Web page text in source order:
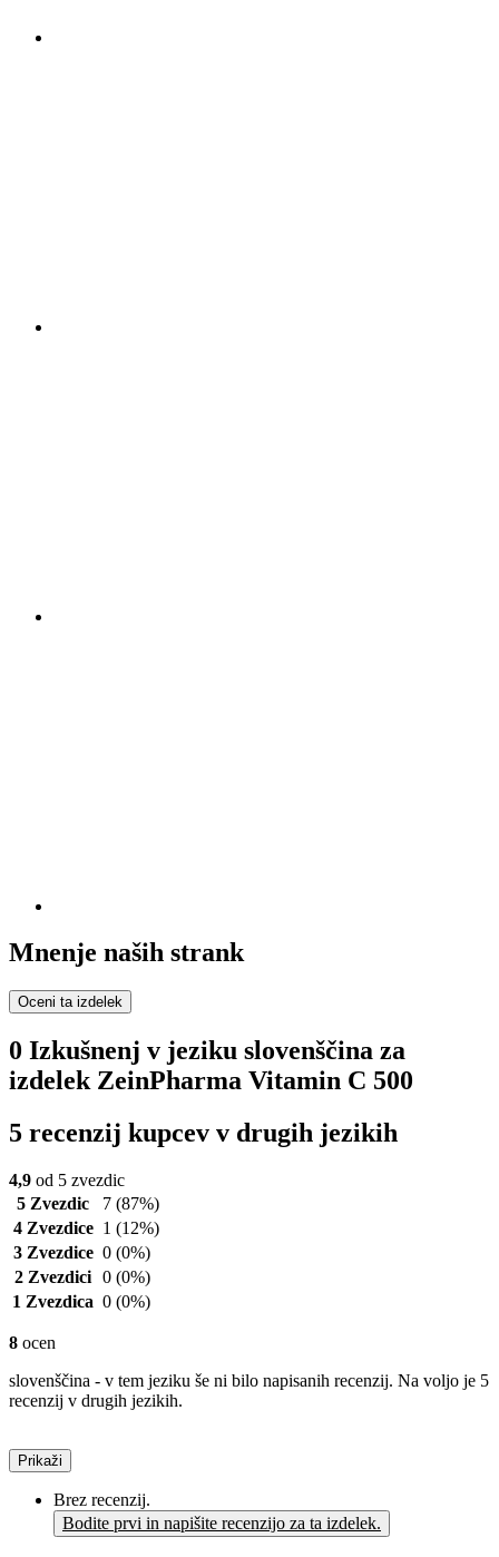
Mnenje naših strank
Oceni ta izdelek
0 Izkušnenj v jeziku slovenščina za
izdelek ZeinPharma Vitamin C 500
5 recenzij kupcev v drugih jezikih
4,9 od 5 zvezdic
5 Zvezdic
7 (87%)
4 Zvezdice 1 (12%)
3 Zvezdice 0 (0%)
2 Zvezdici 0 (0%)
1 Zvezdica 0 (0%)
8 ocen
slovenščina - v tem jeziku še ni bilo napisanih recenzij. Na voljo je 5
recenzij v drugih jezikih.
Prikaži
Brez recenzij.
Bodite prvi in napišite recenzijo za ta izdelek.